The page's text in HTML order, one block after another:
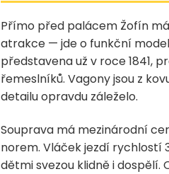
Přímo před palácem Žofín
atrakce — jde o funkční
představena už v roce 1841,
řemeslníků. Vagony jsou z
detailu opravdu záleželo.
Souprava má mezinárodní
norem. Vláček jezdí rychlostí
dětmi svezou klidně i